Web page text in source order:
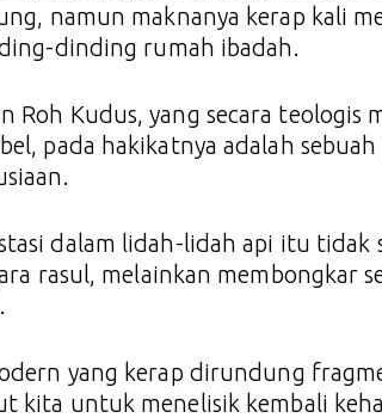
namun maknanya kerap kali
dinding rumah ibadah.
Roh Kudus, yang secara teologis
pada hakikatnya adalah
dalam lidah-lidah api itu tidak
rasul, melainkan membongkar
yang kerap dirundung
kita untuk menelisik kembali